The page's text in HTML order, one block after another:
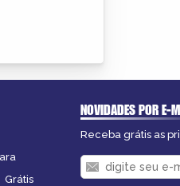
Grátis
NOVIDADES POR E-
Receba grátis as